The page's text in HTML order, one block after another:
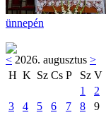
ünnepén
< 2026. augusztus >
H K Sz Cs P Sz V
1
2
3
4 5 6 7 8
9